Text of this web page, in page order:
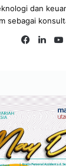
dan
sebagai
Fa
Lin